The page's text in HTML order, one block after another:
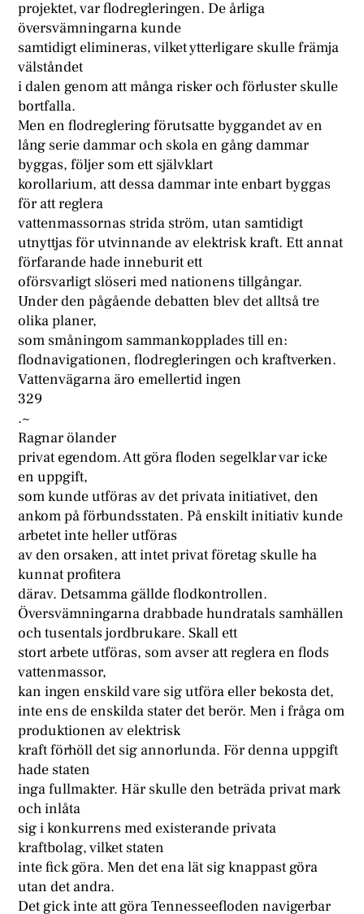
projektet, var flodregleringen. De årliga
översvämningarna kunde
samtidigt elimineras, vilket ytterligare skulle främja
välståndet
i dalen genom att många risker och förluster skulle
bortfalla.
Men en flodreglering förutsatte byggandet av en
lång serie dammar och skola en gång dammar
byggas, följer som ett självklart
korollarium, att dessa dammar inte enbart byggas
för att reglera
vattenmassornas strida ström, utan samtidigt
utnyttjas för utvinnande av elektrisk kraft. Ett annat
förfarande hade inneburit ett
oförsvarligt slöseri med nationens tillgångar.
Under den pågående debatten blev det alltså tre
olika planer,
som småningom sammankopplades till en:
flodnavigationen, flodregleringen och kraftverken.
Vattenvägarna äro emellertid ingen
329
.~
Ragnar ölander
privat egendom. Att göra floden segelklar var icke
en uppgift,
som kunde utföras av det privata initiativet, den
ankom på förbundsstaten. På enskilt initiativ kunde
arbetet inte heller utföras
av den orsaken, att intet privat företag skulle ha
kunnat profitera
därav. Detsamma gällde flodkontrollen.
Översvämningarna drabbade hundratals samhällen
och tusentals jordbrukare. Skall ett
stort arbete utföras, som avser att reglera en flods
vattenmassor,
kan ingen enskild vare sig utföra eller bekosta det,
inte ens de enskilda stater det berör. Men i fråga om
produktionen av elektrisk
kraft förhöll det sig annorlunda. För denna uppgift
hade staten
inga fullmakter. Här skulle den beträda privat mark
och inlåta
sig i konkurrens med existerande privata
kraftbolag, vilket staten
inte fick göra. Men det ena lät sig knappast göra
utan det andra.
Det gick inte att göra Tennesseefloden navigerbar